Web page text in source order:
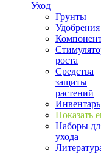
Уход
Грунты
Удобрения
роста
Средства
защиты
растений
Инвентарь
Показать
Наборы
ухода